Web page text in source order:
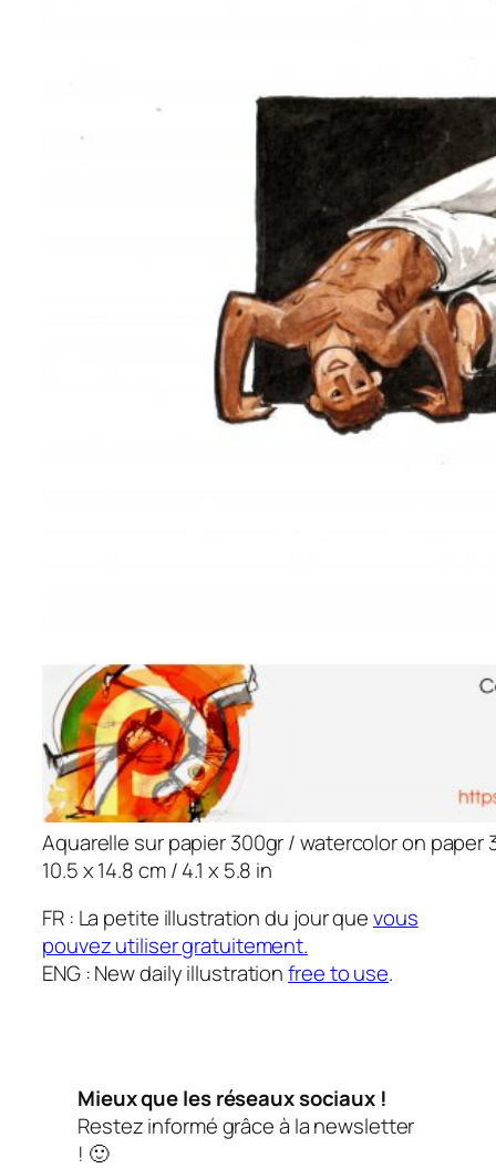
Aquarelle sur papier 300gr / watercolor on paper
10.5 x 14.8 cm / 4.1 x 5.8 in
FR : La petite illustration du jour quevous
pouvez utiliser gratuitement.
ENG : New daily illustrationfree to use.
Mieux que les réseaux sociaux !
Restez informé grâce à la newsletter
! 🙂